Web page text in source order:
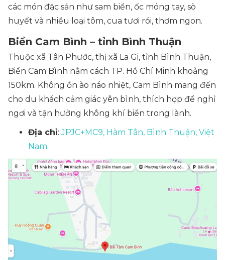
các món đặc sản như sam biển, ốc móng tay, sò
huyết và nhiều loại tôm, cua tươi rói, thơm ngon.
Biển Cam Bình – tỉnh Bình Thuận
Thuộc xã Tân Phước, thị xã La Gi, tỉnh Bình Thuận,
Biển Cam Bình nằm cách TP. Hồ Chí Minh khoảng
150km. Không ồn ào náo nhiệt, Cam Bình mang đến
cho du khách cảm giác yên bình, thích hợp để nghỉ
ngơi và tận hưởng không khí biển trong lành.
Địa chỉ:JPJC+MC9, Hàm Tân, Bình Thuận, Việt
Nam.